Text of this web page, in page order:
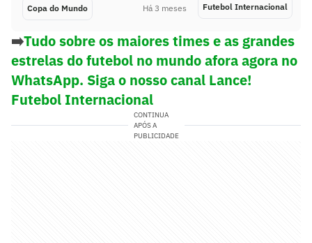
Copa do Mundo Há 3 meses Futebol Internacional
➡️Tudo sobre os maiores times e as grandes
estrelas do futebol no mundo afora agora no
WhatsApp. Siga o nosso canal Lance!
Futebol Internacional
CONTINUA
APÓS A
PUBLICIDADE